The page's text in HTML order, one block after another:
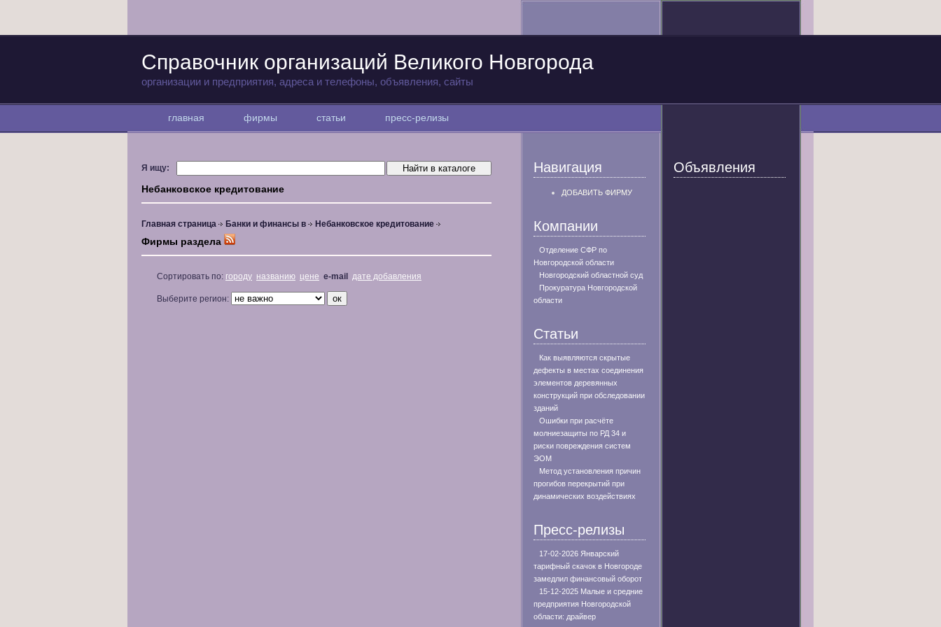
Справочник организаций Великого Новгорода
организации и предприятия, адреса и телефоны, объявления, сайты
главная фирмы статьи пресс-релизы
Я ищу:
Небанковское кредитование
Главная страница Банки и финансы в Небанковское кредитование
Фирмы раздела
Сортировать по: городу названию цене e-mail дате добавления
Выберите регион:
Навигация
ДОБАВИТЬ ФИРМУ
Компании
Отделение СФР по
Новгородской области
Новгородский областной суд
Прокуратура Новгородской
области
Статьи
Как выявляются скрытые
дефекты в местах соединения
элементов деревянных
конструкций при обследовании
зданий
Ошибки при расчёте
молниезащиты по РД 34 и
риски повреждения систем
ЭОМ
Метод установления причин
прогибов перекрытий при
динамических воздействиях
Пресс-релизы
17-02-2026 Январский
тарифный скачок в Новгороде
замедлил финансовый оборот
15-12-2025 Малые и средние
предприятия Новгородской
области: драйвер
Объявления